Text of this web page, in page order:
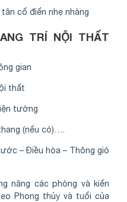
cổ điển nhẹ nhàng
TRÍ NỘI THẤT
gian
thất
tường
(nếu có)….
– Điều hòa – Thông gió
năng các phòng và kiến
Phong thủy và tuổi của